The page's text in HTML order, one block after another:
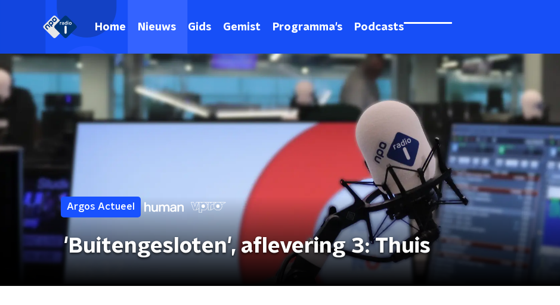
Home Nieuws Gids Gemist Programma's Podcasts
Argos Actueel
'Buitengesloten', aflevering 3: Thuis